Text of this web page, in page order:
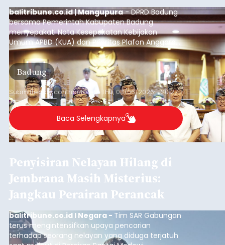
balitribune.co.id | Mangupura- DPRD Badung
bersama Pemerintah Kabupaten Badung
menyepakati Nota Kesepakatan Kebijakan
Umum APBD (KUA) dan Prioritas Plafon Anggaran
Sementara (PPAS) Tahun Anggaran 2027 dalam
rapat paripurna yang digelar di Gedung DPRD
Badung, Kamis (6/8/2026).
Badung
Submitted bycontributor onThu, 08/06/2026 - 20:27
Baca Selengkapnya
Penyisiran Nelayan Hilang di
Jembrana Masih Misterius:
Jangkau Perairan Perancak
balitribune.co.id I Negara - Tim SAR Gabungan
terus mengintensifkan upaya pencarian
terhadap seorang nelayan yang diduga terjatuh